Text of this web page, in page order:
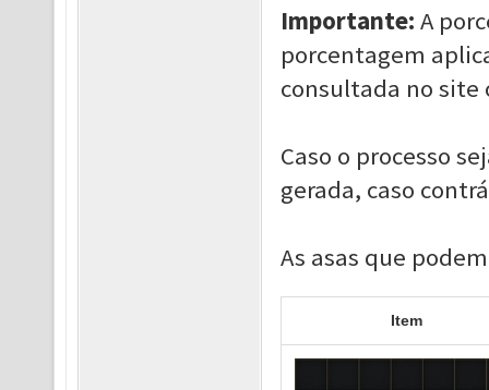
Importante: A
porcentagem
consultada no site
Caso o processo
gerada, caso
As asas que
Item